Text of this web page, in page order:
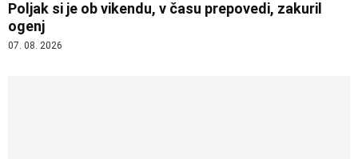
Poljak si je ob vikendu, v času prepovedi, zakuril
ogenj
07. 08. 2026